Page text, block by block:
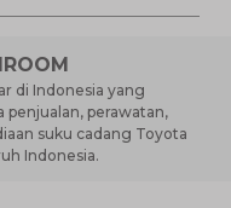
di Indonesia yang
penjualan, perawatan,
suku cadang Toyota
Indonesia.